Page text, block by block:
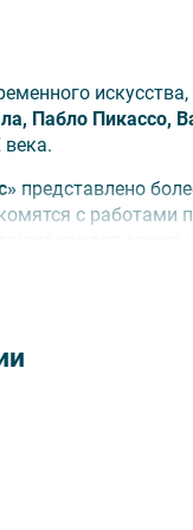
Пабло Пикассо,
представлено
с работами
позднее, чем за 48